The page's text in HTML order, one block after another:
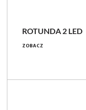
ROTUNDA 2 LED
ZOBACZ